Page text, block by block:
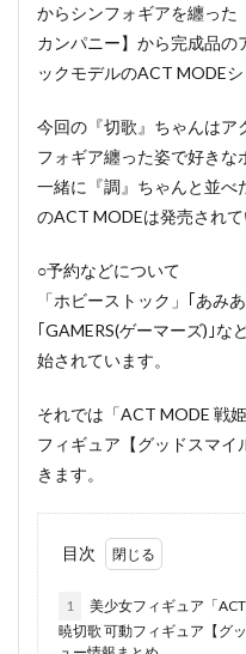
からシンフォギアを纏った
カンパニー】から完成品の
ックモデルのACT MODEシ
今回の『切歌』ちゃんはア
フォギア纏った姿で好きな
一緒に『調』ちゃんと並べ
のACT MODEは発売されて
○予約などについて
「ホビーストック」｢あみ
｢GAMERS(ゲーマーズ)｣な
始されています。
それでは「ACT MODE 戦
フィギュア【グッドスマ
きます。
目次
1
美少女フィギュア「
暁切歌 可動フィギュア【グ